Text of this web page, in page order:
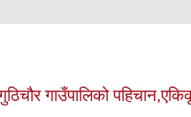
गाउँपालिको